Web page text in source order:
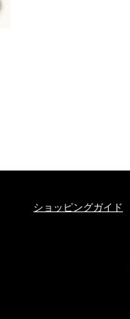
ショッピングガイド